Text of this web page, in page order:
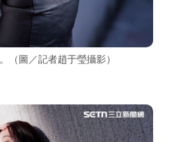
（圖／記者趙于瑩攝影）